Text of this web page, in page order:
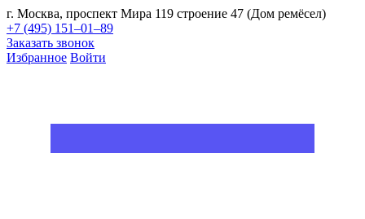
г. Москва, проспект Мира 119 строение 47 (Дом ремёсел)
+7 (495) 151–01–89
Заказать звонок
Избранное Войти